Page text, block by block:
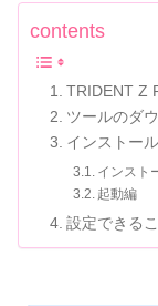
contents
TRIDENT Z
ツールのダ
インストー
インスト
起動編
設定できる